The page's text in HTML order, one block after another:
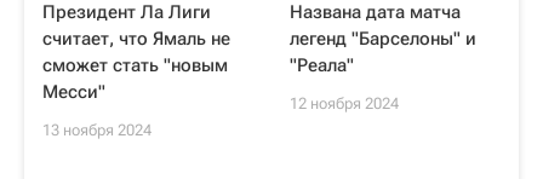
Президент Ла Лиги
считает, что Ямаль не
сможет стать "новым
Месси"
13 ноября 2024
Названа дата матча
легенд "Барселоны" и
"Реала"
12 ноября 2024